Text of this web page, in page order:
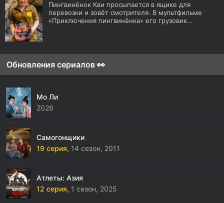
Пингвинёнок Кви просыпается в ящике для
перевозки и зовёт смотрителя. В мультфильме
«Приключения пингвинёнка» его грузовик...
Обновления сериалов 👀
Мо Ли
2026
Самогонщики
19 серия, 14 сезон, 2011
Атлеты: Азия
12 серия, 1 сезон, 2025